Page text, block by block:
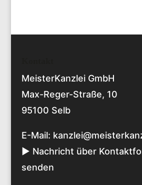
MeisterKanzlei GmbH
Max-Reger-Straße, 10
95100 Selb
E-Mail:
► Nachricht über
senden